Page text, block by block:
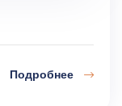
Подробнее